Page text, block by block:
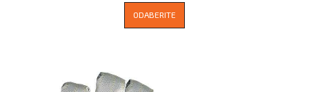
ODABERITE